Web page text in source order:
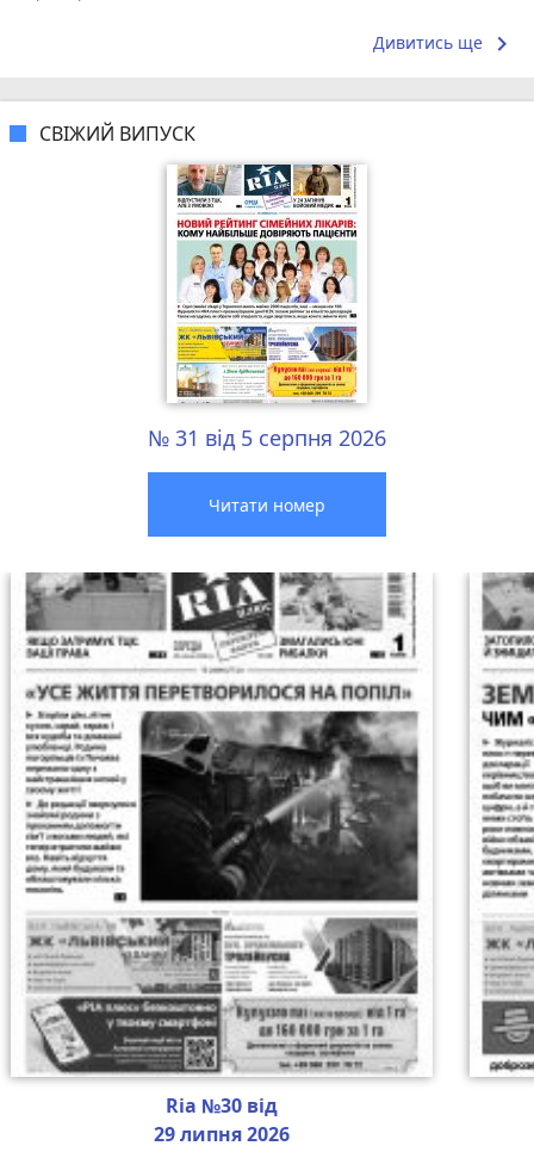
Дивитись ще keyboard_arrow_right
СВІЖИЙ ВИПУСК
№ 31 від 5 серпня 2026
Читати номер
Ria №30 від
29 липня 2026